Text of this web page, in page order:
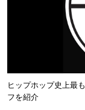
ヒップホップ史上最
フを紹介